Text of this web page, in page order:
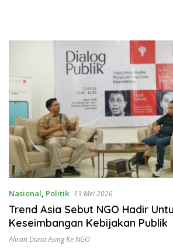
Nasional, Politik 13 Mei 2026
Trend Asia Sebut NGO Hadir
Keseimbangan Kebijakan Publik
Aliran Dana Asing Ke NGO